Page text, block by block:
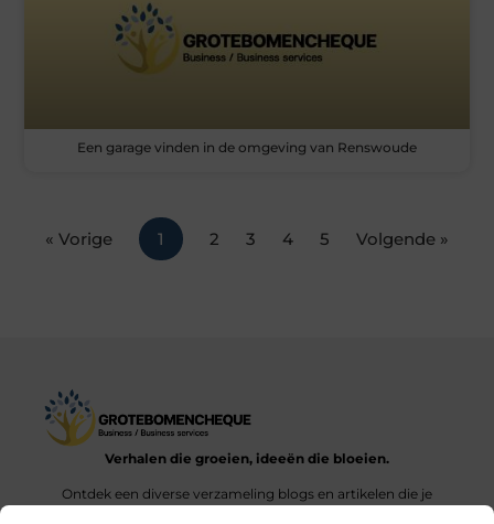
Een garage vinden in de omgeving van Renswoude
« Vorige 1 2 3 4 5 Volgende »
Verhalen die groeien, ideeën die bloeien.
Ontdek een diverse verzameling blogs en artikelen die je